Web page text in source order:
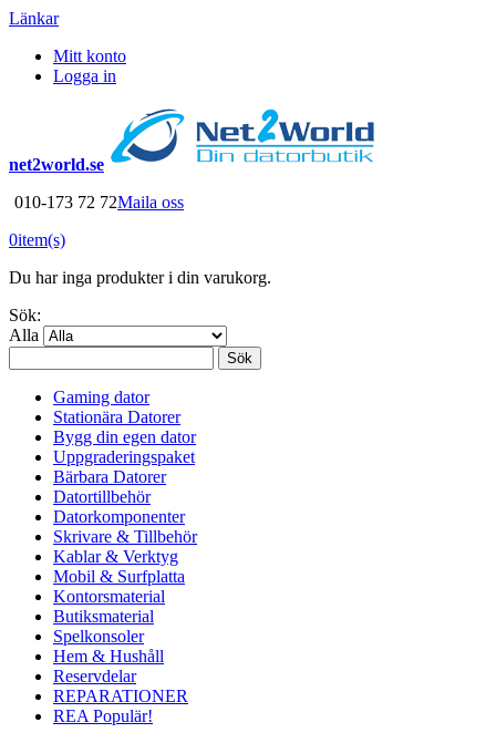
Länkar
Mitt konto
Logga in
net2world.se
010-173 72 72Maila oss
0item(s)
Du har inga produkter i din varukorg.
Sök:
Alla
Sök
Gaming dator
Stationära Datorer
Bygg din egen dator
Uppgraderingspaket
Bärbara Datorer
Datortillbehör
Datorkomponenter
Skrivare & Tillbehör
Kablar & Verktyg
Mobil & Surfplatta
Kontorsmaterial
Butiksmaterial
Spelkonsoler
Hem & Hushåll
Reservdelar
REPARATIONER
REA Populär!